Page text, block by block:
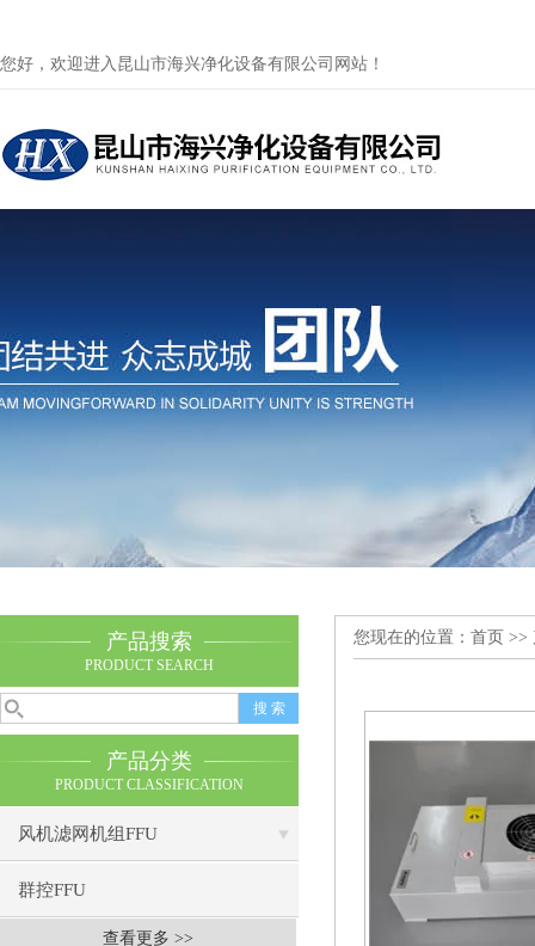
您好，欢迎进入昆山市海兴净化设备有限公司网站！
产品搜索
PRODUCT SEARCH
产品分类
PRODUCT CLASSIFICATION
风机滤网机组FFU
群控FFU
查看更多 >>
您现在的位置： 首页 >>